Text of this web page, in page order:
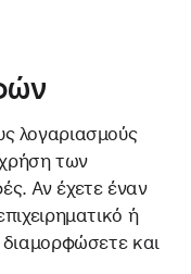
λογαριασμούς
των
Αν έχετε έναν
ή
και